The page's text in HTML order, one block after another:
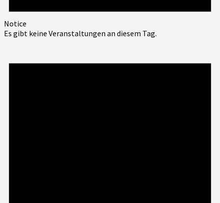
Notice
Es gibt keine Veranstaltungen an diesem Tag.